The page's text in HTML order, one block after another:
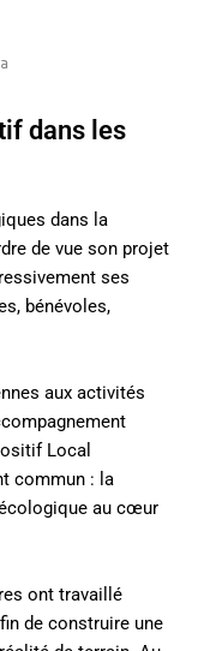
dans les
dans la
de vue son projet
ses
bénévoles,
aux activités
Local
commun : la
au cœur
ont travaillé
de construire une